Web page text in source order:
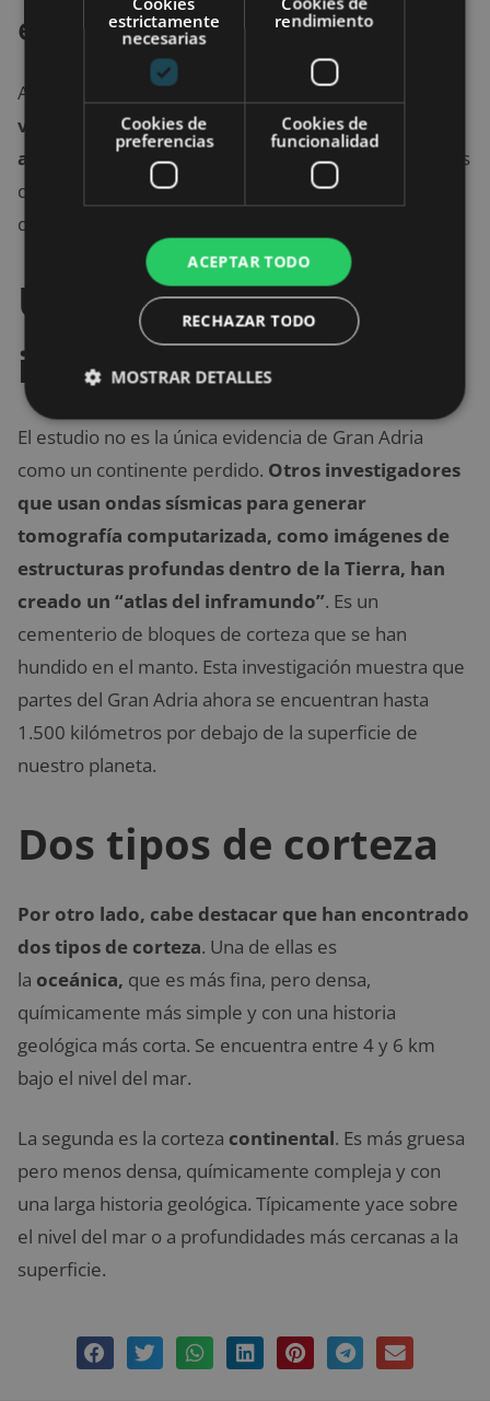
efectivas
Aunque
la colisión tectónica ocurrió a
velocidades de no más de 3 a 4 centímetros por
año
, el choque destrozó la corteza de 100 kilómetros
de espesor. Además, envió la mayor parte al manto
de la Tierra.
Un atlas del
inframundo
El estudio no es la única evidencia de Gran Adria
como un continente perdido. Otros investigadores
que usan ondas sísmicas para generar
tomografía computarizada, como imágenes de
estructuras profundas dentro de la Tierra, han
creado un “atlas del inframundo”. Es un
cementerio de bloques de corteza que se han
hundido en el manto. Esta investigación muestra que
partes del Gran Adria ahora se encuentran hasta
1.500 kilómetros por debajo de la superficie de
nuestro planeta.
Dos tipos de corteza
Por otro lado, cabe destacar que han encontrado
dos tipos de corteza. Una de ellas es
la oceánica, que es más fina, pero densa,
químicamente más simple y con una historia
geológica más corta. Se encuentra entre 4 y 6 km
bajo el nivel del mar.
La segunda es la corteza continental. Es más gruesa
pero menos densa, químicamente compleja y con
una larga historia geológica. Típicamente yace sobre
el nivel del mar o a profundidades más cercanas a la
superficie.
estrictamente
necesarias
rendimiento
Cookies de
preferencias
Cookies de
funcionalidad
ACEPTAR TODO
RECHAZAR TODO
MOSTRAR DETALLES